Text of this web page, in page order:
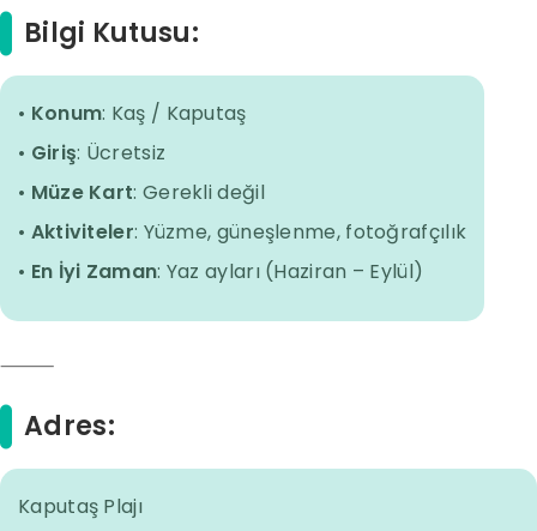
Bilgi Kutusu:
• Konum: Kaş / Kaputaş
• Giriş: Ücretsiz
• Müze Kart: Gerekli değil
• Aktiviteler: Yüzme, güneşlenme, fotoğrafçılık
• En İyi Zaman: Yaz ayları (Haziran – Eylül)
⸻
Adres:
Kaputaş Plajı